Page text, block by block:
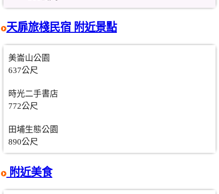
天扉旅棧民宿 附近景點
美崙山公園
637公尺
時光二手書店
772公尺
田埔生態公園
890公尺
附近美食